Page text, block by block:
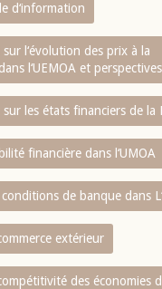
d‘information
l‘évolution des prix à la
l‘UEMOA et perspectives
les états financiers de la
financière dans l‘UMOA
de banque dans
extérieur
des économies